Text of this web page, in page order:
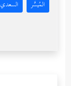
المُيسَّر السعدي